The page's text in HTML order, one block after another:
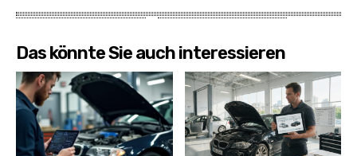
Das könnte Sie auch interessieren